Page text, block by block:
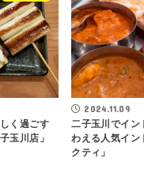
く過ごす
川店」
2024.11.09
二子玉川でイン
わえる人気イン
クティ」